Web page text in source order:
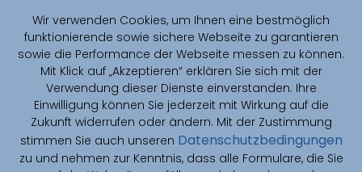
Wir verwenden Cookies, um Ihnen eine bestmöglich
funktionierende sowie sichere Webseite zu garantieren
sowie die Performance der Webseite messen zu können.
Mit Klick auf „Akzeptieren“ erklären Sie sich mit der
Verwendung dieser Dienste einverstanden. Ihre
Einwilligung können Sie jederzeit mit Wirkung auf die
Zukunft widerrufen oder ändern. Mit der Zustimmung
stimmen Sie auch unseren Datenschutzbedingungen
zu und nehmen zur Kenntnis, dass alle Formulare, die Sie
CAIMed is funded by zukunft.niedersachsen, the joint science